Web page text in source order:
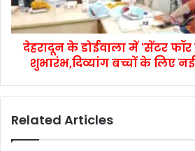
देहरादून के डोईवाला में 'सेंटर
शुभारंभ,दिव्यांग बच्चों के लिए
Related Articles